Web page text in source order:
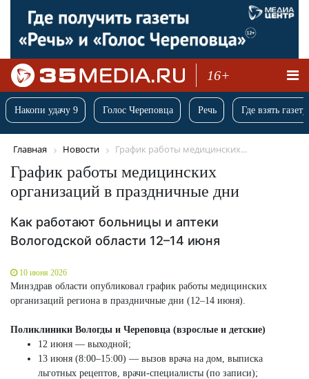
16+
Накопи удачу 9 Голос Череповца Речь Где взять
Главная Новости График работы медицинских...
График работы медицинских
организаций в праздничные дни
Как работают больницы и аптеки
Вологодской области 12–14 июня
10 июня 2026
Минздрав области опубликовал график работы медицинских
организаций региона в праздничные дни (12–14 июня).
Поликлиники Вологды и Череповца (взрослые и детские)
12 июня — выходной;
13 июня (8:00–15:00) — вызов врача на дом, выписка
льготных рецептов, врачи-специалисты (по записи);